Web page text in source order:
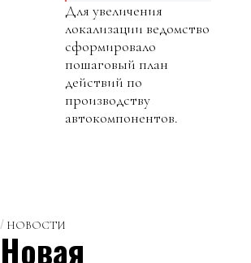
Для увеличения
локализации ведомство
сформировало
пошаговый план
действий по
производству
автокомпонентов.
НОВОСТИ
Новая